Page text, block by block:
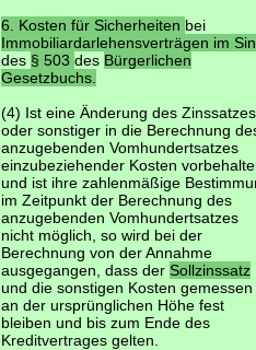
6. Kosten für Sicherheiten bei
Immobiliardarlehensverträgen im
des § 503des Bürgerlichen
Gesetzbuchs.
(4) Ist eine Änderung des Zinssatzes
oder sonstiger in die Berechnung
anzugebenden Vomhundertsatzes
einzubeziehender Kosten
und ist ihre zahlenmäßige
im Zeitpunkt der Berechnung des
anzugebenden Vomhundertsatzes
nicht möglich, so wird bei der
Berechnung von der Annahme
ausgegangen, dass derSollzinssatz
und die sonstigen Kosten gemessen
an der ursprünglichen Höhe fest
bleiben und bis zum Ende des
Kreditvertrages gelten.